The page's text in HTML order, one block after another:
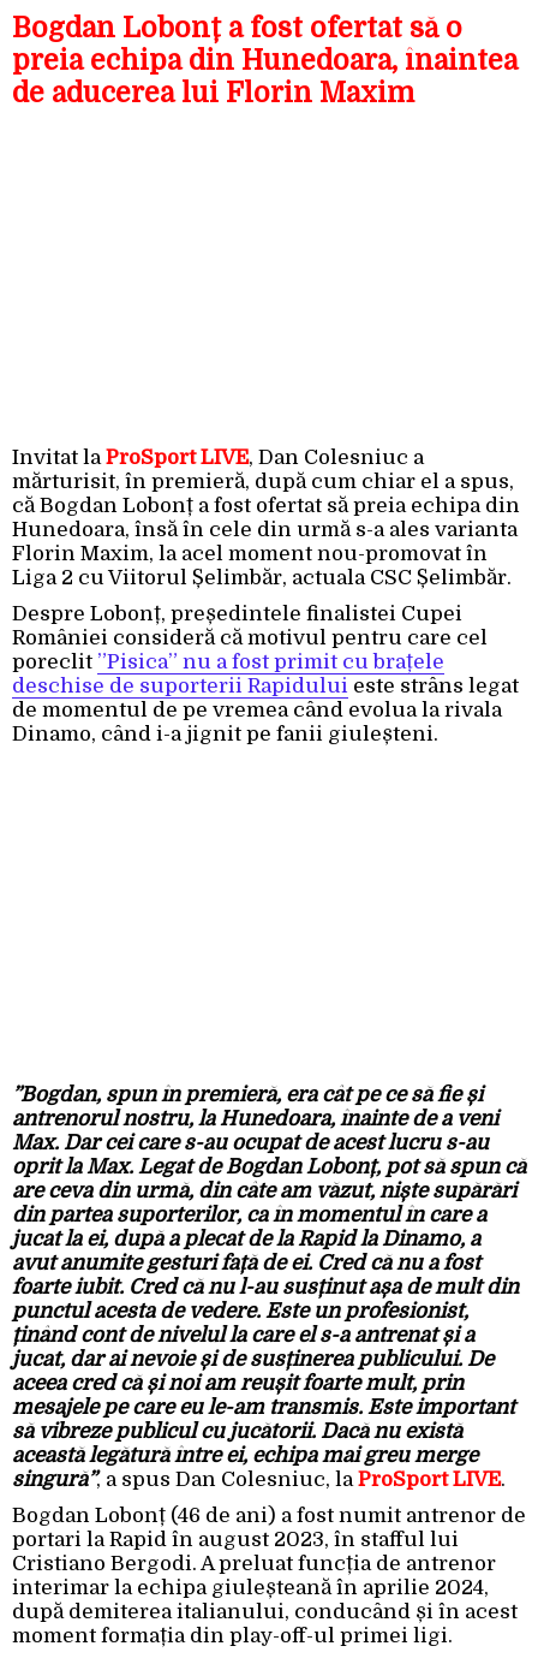
Bogdan Lobonț a fost ofertat să o
preia echipa din Hunedoara, înaintea
de aducerea lui Florin Maxim
Invitat la ProSport LIVE, Dan Colesniuc a
mărturisit, în premieră, după cum chiar el a spus,
că Bogdan Lobonț a fost ofertat să preia echipa din
Hunedoara, însă în cele din urmă s-a ales varianta
Florin Maxim, la acel moment nou-promovat în
Liga 2 cu Viitorul Șelimbăr, actuala CSC Șelimbăr.
Despre Lobonț, președintele finalistei Cupei
României consideră că motivul pentru care cel
poreclit ”Pisica” nu a fost primit cu brațele
deschise de suporterii Rapidului este strâns legat
de momentul de pe vremea când evolua la rivala
Dinamo, când i-a jignit pe fanii giuleșteni.
”Bogdan, spun în premieră, era cât pe ce să fie și
antrenorul nostru, la Hunedoara, înainte de a veni
Max. Dar cei care s-au ocupat de acest lucru s-au
oprit la Max. Legat de Bogdan Lobonț, pot să spun că
are ceva din urmă, din câte am văzut, niște supărări
din partea suporterilor, ca în momentul în care a
jucat la ei, după a plecat de la Rapid la Dinamo, a
avut anumite gesturi față de ei. Cred că nu a fost
foarte iubit. Cred că nu l-au susținut așa de mult din
punctul acesta de vedere. Este un profesionist,
ținând cont de nivelul la care el s-a antrenat și a
jucat, dar ai nevoie și de susținerea publicului. De
aceea cred că și noi am reușit foarte mult, prin
mesajele pe care eu le-am transmis. Este important
să vibreze publicul cu jucătorii. Dacă nu există
această legătură între ei, echipa mai greu merge
singură”, a spus Dan Colesniuc, la ProSport LIVE.
Bogdan Lobonț (46 de ani) a fost numit antrenor de
portari la Rapid în august 2023, în stafful lui
Cristiano Bergodi. A preluat funcția de antrenor
interimar la echipa giuleșteană în aprilie 2024,
după demiterea italianului, conducând și în acest
moment formația din play-off-ul primei ligi.